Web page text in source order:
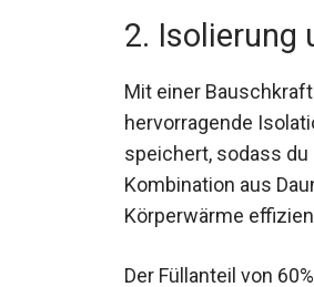
2. Isolierung
Mit einer
hervorragende
speichert, sodass
Kombination aus
Körperwärme
Der Füllanteil von